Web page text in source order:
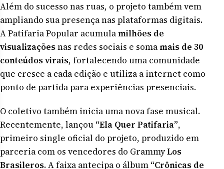
Além do sucesso nas ruas, o projeto também vem
ampliando sua presença nas plataformas digitais.
A Patifaria Popular acumulamilhões de
visualizaçõesnas redes sociais e somamais de 30
conteúdos virais, fortalecendo uma comunidade
que cresce a cada edição e utiliza a internet como
ponto de partida para experiências presenciais.
O coletivo também inicia uma nova fase musical.
Recentemente, lançou “Ela Quer Patifaria”,
primeiro single oficial do projeto, produzido em
parceria com os vencedores do GrammyLos
Brasileros. A faixa antecipa o álbum “Crônicas de